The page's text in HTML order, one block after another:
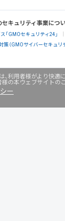
、利用者様がより快適
様の本ウェブサイトの
ー
キュリティ事業につ
「GMOセキュリティ24」
策（GMOサイバーセキュリ